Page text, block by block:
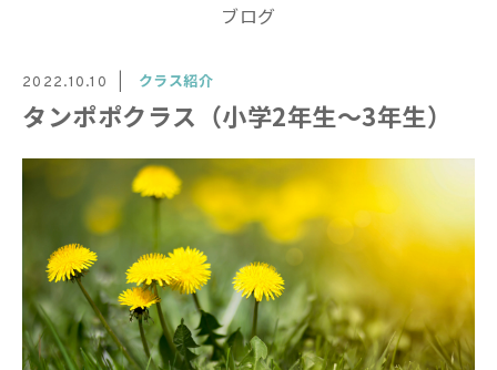
ブログ
2022.10.10 クラス紹介
タンポポクラス（小学2年生〜3年生）